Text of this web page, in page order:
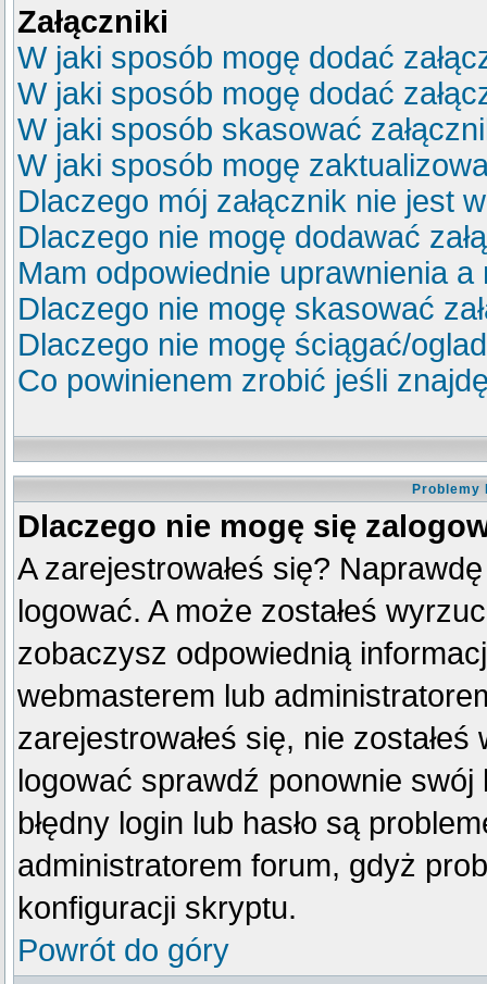
Załączniki
W jaki sposób mogę dodać
W jaki sposób mogę dodać
W jaki sposób skasować
W jaki sposób mogę
Dlaczego mój załącznik nie jest
Dlaczego nie mogę dodawać
Mam odpowiednie uprawnienia
Dlaczego nie mogę skasować
Dlaczego nie mogę ściągać/
Co powinienem zrobić jeśli
Problemy
Dlaczego nie mogę się
A zarejestrowałeś się?
logować. A może zostałeś
zobaczysz odpowiednią
webmasterem lub
zarejestrowałeś się, nie
logować sprawdź ponownie swój
błędny login lub hasło są
administratorem forum, gdyż
konfiguracji skryptu.
Powrót do góry